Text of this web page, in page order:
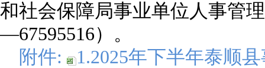
和社会保障局事业单位人事管
—67595516）。
附件:
1.2025年下半年泰顺